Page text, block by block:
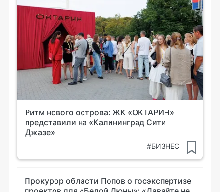
Ритм нового острова: ЖК «ОКТАРИН»
представили на «Калининград Сити
Джазе»
#БИЗНЕС
Прокурор области Попов о госэкспертизе